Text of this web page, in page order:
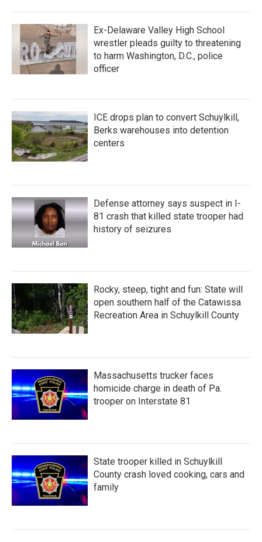
Ex-Delaware Valley High School
wrestler pleads guilty to threatening
to harm Washington, D.C., police
officer
ICE drops plan to convert Schuylkill,
Berks warehouses into detention
centers
Defense attorney says suspect in I-
81 crash that killed state trooper had
history of seizures
Rocky, steep, tight and fun: State will
open southern half of the Catawissa
Recreation Area in Schuylkill County
Massachusetts trucker faces
homicide charge in death of Pa.
trooper on Interstate 81
State trooper killed in Schuylkill
County crash loved cooking, cars and
family